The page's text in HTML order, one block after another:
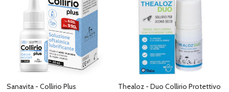
Sanavita - Collirio Plus
Thealoz - Duo Collirio Protettivo